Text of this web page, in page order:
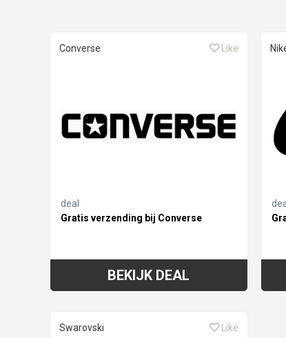
Converse Like
deal
Gratis verzending bij Converse
BEKIJK DEAL
Swarovski Like